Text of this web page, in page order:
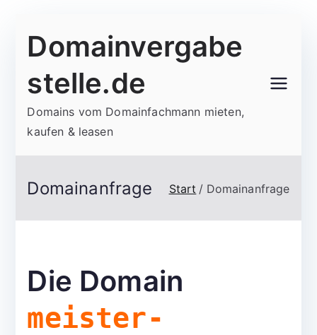
Inhalt
Domainvergabe
stelle.de
Domains vom Domainfachmann mieten,
kaufen & leasen
Domainanfrage Start Domainanfrage
Die Domain
meister-